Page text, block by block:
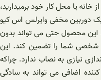
خانه یا محل کار خود برمیدارید،
دوربین مخفی وایرلس اس کیو
این محصول حتی می تواند بدون
شخصی شما را تضمین کند‌. این
نیازی به نصاب ندارد. چراکه
اضافی می تواند به سادگی